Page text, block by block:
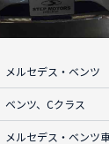
メルセデス・ベンツ
ベンツ、Cクラス
メルセデス・ベンツ